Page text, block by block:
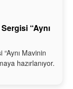
“Aynı
Mavinin
hazırlanıyor.